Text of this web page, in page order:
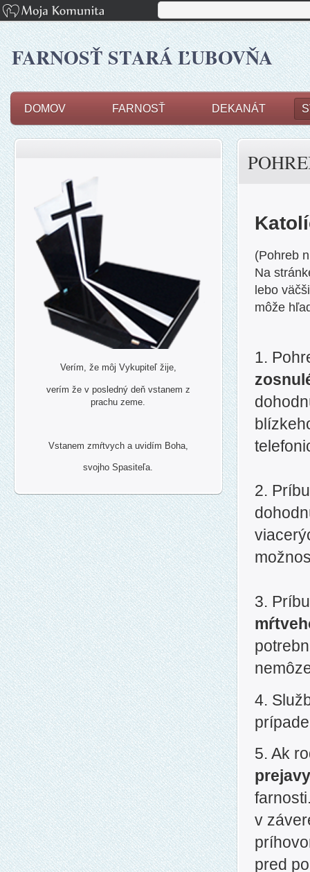
FARNOSŤ STARÁ ĽUBOVŇA
DOMOV FARNOSŤ DEKANÁT
Verím, že môj Vykupiteľ žije,
verím že v posledný deň vstanem z
prachu zeme.
Vstanem zmŕtvych a uvidím Boha,
svojho Spasiteľa.
(Pohreb
Na
lebo
môže
1.
2.
3.
4.
5. Ak
prejavy
v
pred